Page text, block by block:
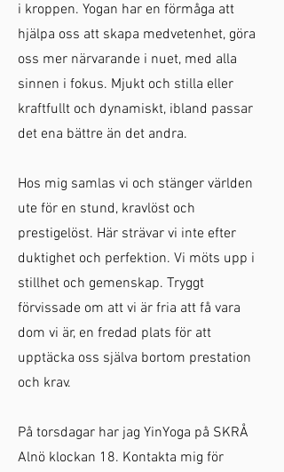
i kroppen. Yogan har en förmåga att
hjälpa oss att skapa medvetenhet, göra
oss mer närvarande i nuet, med alla
sinnen i fokus. Mjukt och stilla eller
kraftfullt och dynamiskt, ibland passar
det ena bättre än det andra.
Hos mig samlas vi och stänger världen
ute för en stund, kravlöst och
prestigelöst. Här strävar vi inte efter
duktighet och perfektion. Vi möts upp i
stillhet och gemenskap. Tryggt
förvissade om att vi är fria att få vara
dom vi är, en fredad plats för att
upptäcka oss själva bortom prestation
och krav.
På torsdagar har jag YinYoga på SKRÅ
Alnö klockan 18. Kontakta mig för